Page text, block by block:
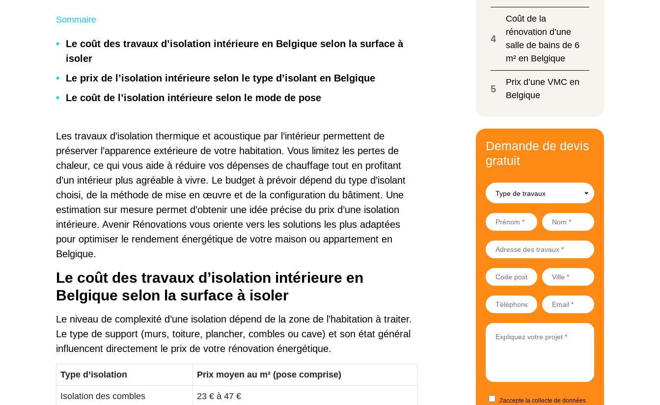
Sommaire
Le coût des travaux d’isolation intérieure en Belgique selon la surface à
isoler
Le prix de l’isolation intérieure selon le type d’isolant en Belgique
Le coût de l’isolation intérieure selon le mode de pose
Les travaux d’isolation thermique et acoustique par l’intérieur permettent de
préserver l’apparence extérieure de votre habitation. Vous limitez les pertes de
chaleur, ce qui vous aide à réduire vos dépenses de chauffage tout en profitant
d’un intérieur plus agréable à vivre. Le budget à prévoir dépend du type d’isolant
choisi, de la méthode de mise en œuvre et de la configuration du bâtiment. Une
estimation sur mesure permet d’obtenir une idée précise du prix d’une isolation
intérieure. Avenir Rénovations vous oriente vers les solutions les plus adaptées
pour optimiser le rendement énergétique de votre maison ou appartement en
Belgique.
Le coût des travaux d’isolation intérieure en
Belgique selon la surface à isoler
Le niveau de complexité d’une isolation dépend de la zone de l’habitation à traiter.
Le type de support (murs, toiture, plancher, combles ou cave) et son état général
influencent directement le prix de votre rénovation énergétique.
Type d’isolation Prix moyen au m² (pose comprise)
Isolation des combles 23 € à 47 €
4
Coût de la
rénovation d’une
salle de bains de 6
m² en Belgique
5
Prix d’une VMC en
Belgique
Demande de devis
gratuit
Type de travaux
J'accepte la collecte de données